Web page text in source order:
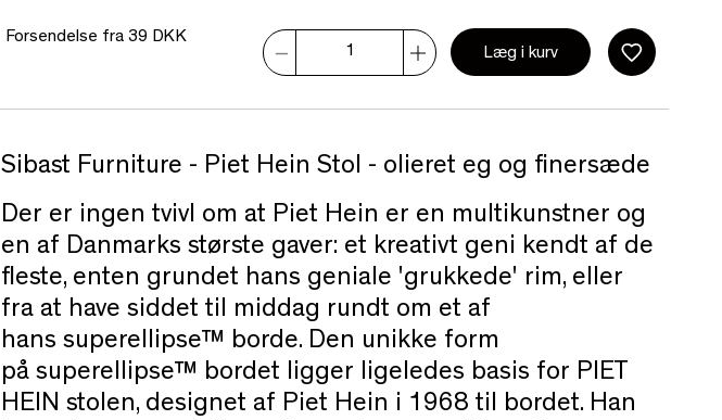
Forsendelse fra 39 DKK
Læg i kurv
Sibast Furniture - Piet Hein Stol - olieret eg og finersæde
Der er ingen tvivl om at Piet Hein er en multikunstner og
en af Danmarks største gaver: et kreativt geni kendt af de
fleste, enten grundet hans geniale 'grukkede' rim, eller
fra at have siddet til middag rundt om et af
hans superellipse™ borde. Den unikke form
på superellipse™ bordet ligger ligeledes basis for PIET
HEIN stolen, designet af Piet Hein i 1968 til bordet. Han